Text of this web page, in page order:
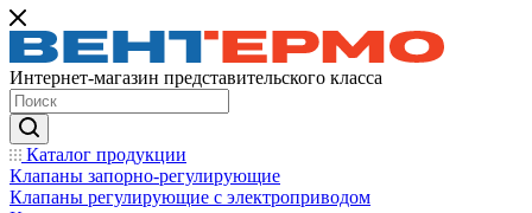
Интернет-магазин представительского класса
Каталог продукции
Клапаны запорно-регулирующие
Клапаны регулирующие с электроприводом